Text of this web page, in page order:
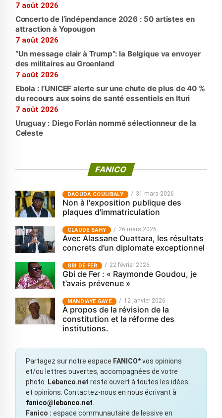
7 août 2026
Concerto de l’indépendance 2026 : 50 artistes en
attraction à Yopougon
7 août 2026
“Un message clair à Trump”: la Belgique va envoyer
des militaires au Groenland
7 août 2026
Ebola : l’UNICEF alerte sur une chute de plus de 40 %
du recours aux soins de santé essentiels en Ituri
7 août 2026
Uruguay : Diego Forlán nommé sélectionneur de la
Celeste
FANICO
‎DAOUDA COULIBALY 31 mars 2026
Non à l'exposition publique des
plaques d'immatriculation
CLAUDE SAHY 26 mars 2026
Avec Alassane Ouattara, les résultats
concrets d’un diplomate exceptionnel
GBI DE FER 22 février 2026
Gbi de Fer : « Raymonde Goudou, je
t’avais prévenue »
MANDIAYE GAYE 12 janvier 2026
À propos de la révision de la
constitution et la réforme des
institutions.
Partagez sur notre espace FANICO*vos opinions
et/ou lettres ouvertes, accompagnées de votre
photo.
Lebanco.net reste ouvert à toutes les idées
et opinions. Contactez-nous en nous écrivant à
fanico@lebanco.net
Fanico : espace communautaire de lessive en